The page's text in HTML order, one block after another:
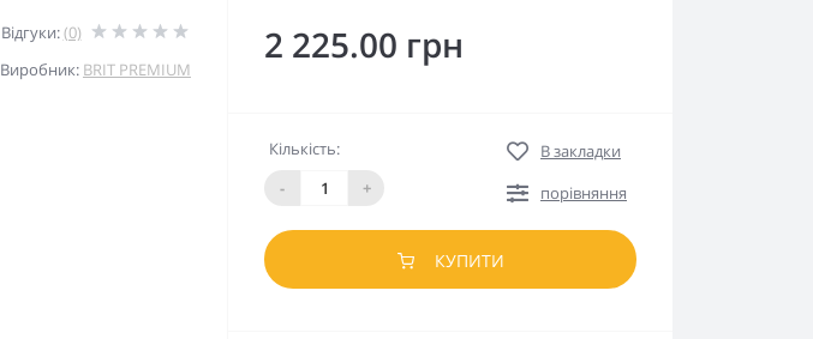
Відгуки:(0)
Виробник: BRIT PREMIUM
2 225.00 грн
Кількість:
-
+
В закладки
порівняння
КУПИТИ